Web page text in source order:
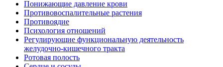
Понижающие давление крови
Противовоспалительные растения
Противоядие
Психология отношений
Регулирующие функциональную деятельность
желудочно-кишечного тракта
Ротовая полость